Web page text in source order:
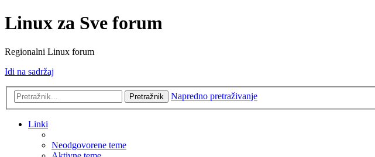
Linux za Sve forum
Regionalni Linux forum
Idi na sadržaj
Pretražnik Napredno pretraživanje
Linki
Neodgovorene teme